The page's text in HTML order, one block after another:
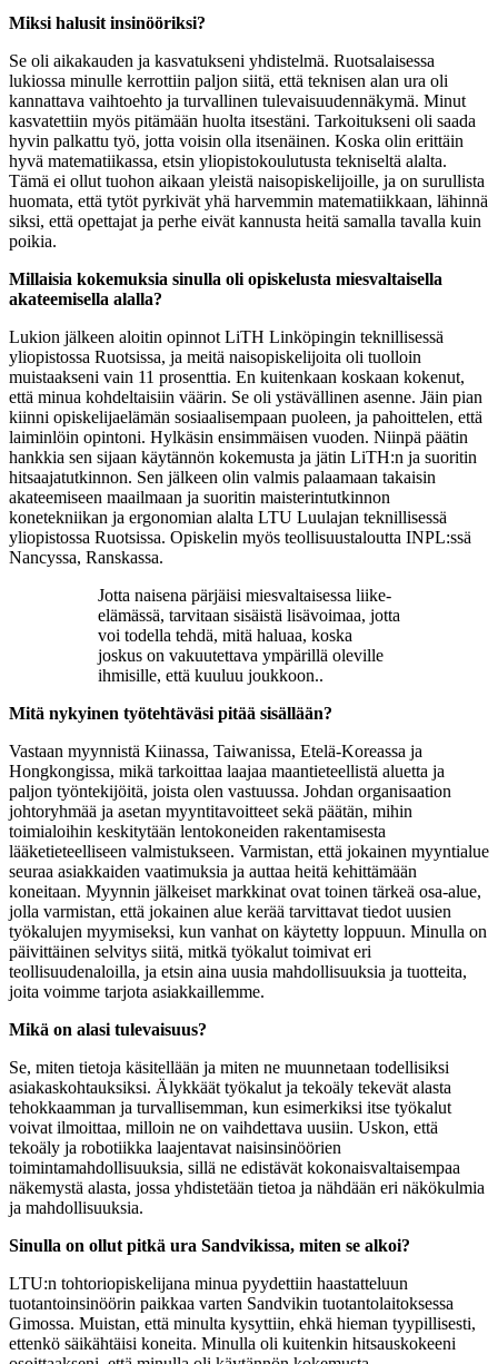
Miksi halusit insinööriksi?
Se oli aikakauden ja kasvatukseni yhdistelmä. Ruotsalaisessa
lukiossa minulle kerrottiin paljon siitä, että teknisen alan ura oli
kannattava vaihtoehto ja turvallinen tulevaisuudennäkymä. Minut
kasvatettiin myös pitämään huolta itsestäni. Tarkoitukseni oli saada
hyvin palkattu työ, jotta voisin olla itsenäinen. Koska olin erittäin
hyvä matematiikassa, etsin yliopistokoulutusta tekniseltä alalta.
Tämä ei ollut tuohon aikaan yleistä naisopiskelijoille, ja on surullista
huomata, että tytöt pyrkivät yhä harvemmin matematiikkaan, lähinnä
siksi, että opettajat ja perhe eivät kannusta heitä samalla tavalla kuin
poikia.
Millaisia kokemuksia sinulla oli opiskelusta miesvaltaisella
akateemisella alalla?
Lukion jälkeen aloitin opinnot LiTH Linköpingin teknillisessä
yliopistossa Ruotsissa, ja meitä naisopiskelijoita oli tuolloin
muistaakseni vain 11 prosenttia. En kuitenkaan koskaan kokenut,
että minua kohdeltaisiin väärin. Se oli ystävällinen asenne. Jäin pian
kiinni opiskelijaelämän sosiaalisempaan puoleen, ja pahoittelen, että
laiminlöin opintoni. Hylkäsin ensimmäisen vuoden. Niinpä päätin
hankkia sen sijaan käytännön kokemusta ja jätin LiTH:n ja suoritin
hitsaajatutkinnon. Sen jälkeen olin valmis palaamaan takaisin
akateemiseen maailmaan ja suoritin maisterintutkinnon
konetekniikan ja ergonomian alalta LTU Luulajan teknillisessä
yliopistossa Ruotsissa. Opiskelin myös teollisuustaloutta INPL:ssä
Nancyssa, Ranskassa.
Jotta naisena pärjäisi miesvaltaisessa liike-
elämässä, tarvitaan sisäistä lisävoimaa, jotta
voi todella tehdä, mitä haluaa, koska
joskus on vakuutettava ympärillä oleville
ihmisille, että kuuluu joukkoon..
Mitä nykyinen työtehtäväsi pitää sisällään?
Vastaan myynnistä Kiinassa, Taiwanissa, Etelä-Koreassa ja
Hongkongissa, mikä tarkoittaa laajaa maantieteellistä aluetta ja
paljon työntekijöitä, joista olen vastuussa. Johdan organisaation
johtoryhmää ja asetan myyntitavoitteet sekä päätän, mihin
toimialoihin keskitytään lentokoneiden rakentamisesta
lääketieteelliseen valmistukseen. Varmistan, että jokainen myyntialue
seuraa asiakkaiden vaatimuksia ja auttaa heitä kehittämään
koneitaan. Myynnin jälkeiset markkinat ovat toinen tärkeä osa-alue,
jolla varmistan, että jokainen alue kerää tarvittavat tiedot uusien
työkalujen myymiseksi, kun vanhat on käytetty loppuun. Minulla on
päivittäinen selvitys siitä, mitkä työkalut toimivat eri
teollisuudenaloilla, ja etsin aina uusia mahdollisuuksia ja tuotteita,
joita voimme tarjota asiakkaillemme.
Mikä on alasi tulevaisuus?
Se, miten tietoja käsitellään ja miten ne muunnetaan todellisiksi
asiakaskohtauksiksi. Älykkäät työkalut ja tekoäly tekevät alasta
tehokkaamman ja turvallisemman, kun esimerkiksi itse työkalut
voivat ilmoittaa, milloin ne on vaihdettava uusiin. Uskon, että
tekoäly ja robotiikka laajentavat naisinsinöörien
toimintamahdollisuuksia, sillä ne edistävät kokonaisvaltaisempaa
näkemystä alasta, jossa yhdistetään tietoa ja nähdään eri näkökulmia
ja mahdollisuuksia.
Sinulla on ollut pitkä ura Sandvikissa, miten se alkoi?
LTU:n tohtoriopiskelijana minua pyydettiin haastatteluun
tuotantoinsinöörin paikkaa varten Sandvikin tuotantolaitoksessa
Gimossa. Muistan, että minulta kysyttiin, ehkä hieman tyypillisesti,
ettenkö säikähtäisi koneita. Minulla oli kuitenkin hitsauskokeeni